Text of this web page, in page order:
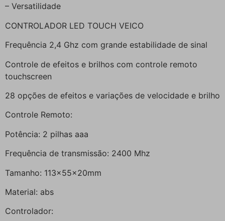
– Versatilidade
CONTROLADOR LED TOUCH VEICO
Frequência 2,4 Ghz com grande estabilidade de sinal
Controle de efeitos e brilhos com controle remoto
touchscreen
28 opções de efeitos e variações de velocidade e brilho
Controle Remoto:
Potência: 2 pilhas aaa
Frequência de transmissão: 2400 Mhz
Tamanho: 113x55x20mm
Material: abs
Controlador: